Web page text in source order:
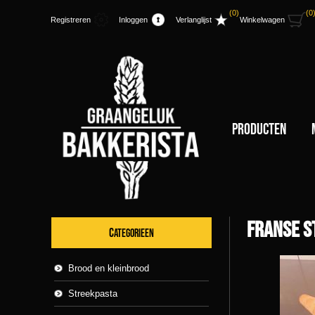
Registreren Inloggen Verlanglijst
(0)
Winkelwagen
(0)
Producten
Franse
CATEGORIEEN
Brood en kleinbrood
Streekpasta